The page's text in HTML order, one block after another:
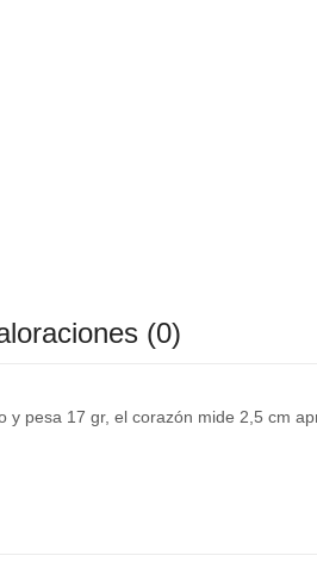
(0)
pesa 17 gr, el corazón mide 2,5 cm